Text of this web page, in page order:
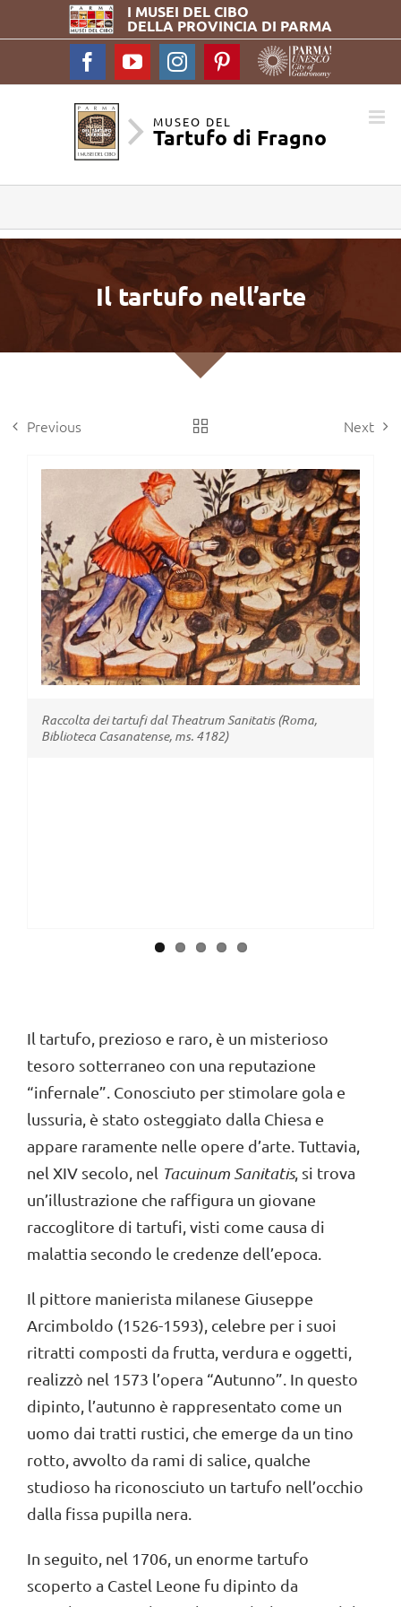
I MUSEI DELCIBO
DELLA PROVINCIA DI PARMA
FacebookYouTubeInstagramPinterest
MUSEO DEL
Tartufo di Fragno
Il tartufo nell’arte
Previous Next
Image
Il tartufo, prezioso e raro, è un misterioso
tesoro sotterraneo con una reputazione
“infernale”. Conosciuto per stimolare gola e
lussuria, è stato osteggiato dalla Chiesa e
appare raramente nelle opere d’arte. Tuttavia,
nel XIV secolo, nel Tacuinum Sanitatis, si trova
un’illustrazione che raffigura un giovane
raccoglitore di tartufi, visti come causa di
malattia secondo le credenze dell’epoca.
Il pittore manierista milanese Giuseppe
Arcimboldo (1526-1593), celebre per i suoi
ritratti composti da frutta, verdura e oggetti,
realizzò nel 1573 l’opera “Autunno”. In questo
dipinto, l’autunno è rappresentato come un
uomo dai tratti rustici, che emerge da un tino
rotto, avvolto da rami di salice, qualche
studioso ha riconosciuto un tartufo nell’occhio
dalla fissa pupilla nera.
In seguito, nel 1706, un enorme tartufo
scoperto a Castel Leone fu dipinto da